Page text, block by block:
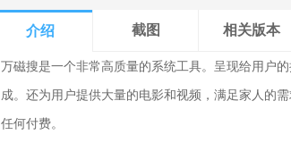
介绍 截图 相关版本
万磁搜是一个非常高质量的系统工具。呈现给用户
成。还为用户提供大量的电影和视频，满足家人的
任何付费。